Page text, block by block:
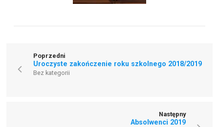
Poprzedni
Uroczyste zakończenie roku szkolnego 2018/2019
Bez kategorii
Następny
Absolwenci 2019